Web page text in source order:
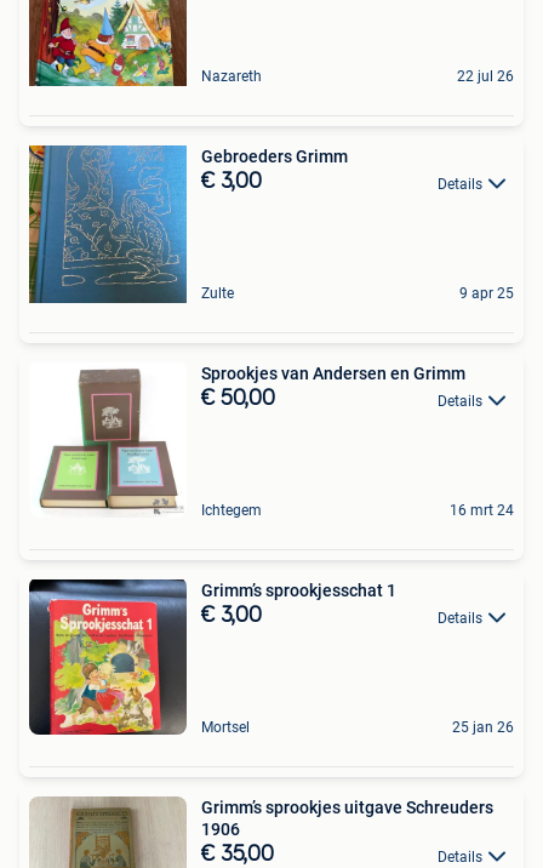
Nazareth 22 jul 26
Gebroeders Grimm
€ 3,00 Details
Zulte 9 apr 25
Sprookjes van Andersen en Grimm
€ 50,00 Details
Ichtegem 16 mrt 24
Grimm’s sprookjesschat 1
€ 3,00 Details
Mortsel 25 jan 26
Grimm’s sprookjes uitgave Schreuders
1906
€ 35,00 Details